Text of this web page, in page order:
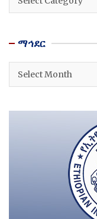
ማኅደር
ማኅደር